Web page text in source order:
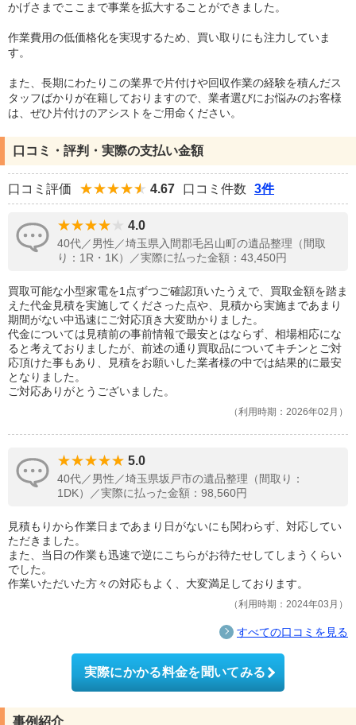
かげさまでここまで事業を拡大することができました。
作業費用の低価格化を実現するため、買い取りにも注力していま
す。
また、長期にわたりこの業界で片付けや回収作業の経験を積んだス
タッフばかりが在籍しておりますので、業者選びにお悩みのお客様
は、ぜひ片付けのアシストをご用命ください。
口コミ・評判・実際の支払い金額
口コミ評価 4.67 口コミ件数 3件
4.0
40代／男性／埼玉県入間郡毛呂山町の遺品整理（間取
り：1R・1K）／実際に払った金額：43,450円
買取可能な小型家電を1点ずつご確認頂いたうえで、買取金額を踏ま
えた代金見積を実施してくださった点や、見積から実施まであまり
期間がない中迅速にご対応頂き大変助かりました。
代金については見積前の事前情報で最安とはならず、相場相応にな
ると考えておりましたが、前述の通り買取品についてキチンとご対
応頂けた事もあり、見積をお願いした業者様の中では結果的に最安
となりました。
ご対応ありがとうございました。
利用時期：2026年02月
5.0
40代／男性／埼玉県坂戸市の遺品整理（間取り：
1DK）／実際に払った金額：98,560円
見積もりから作業日まであまり日がないにも関わらず、対応してい
ただきました。
また、当日の作業も迅速で逆にこちらがお待たせしてしまうくらい
でした。
作業いただいた方々の対応もよく、大変満足しております。
利用時期：2024年03月
すべての口コミを見る
実際にかかる料金を聞いてみる
事例紹介